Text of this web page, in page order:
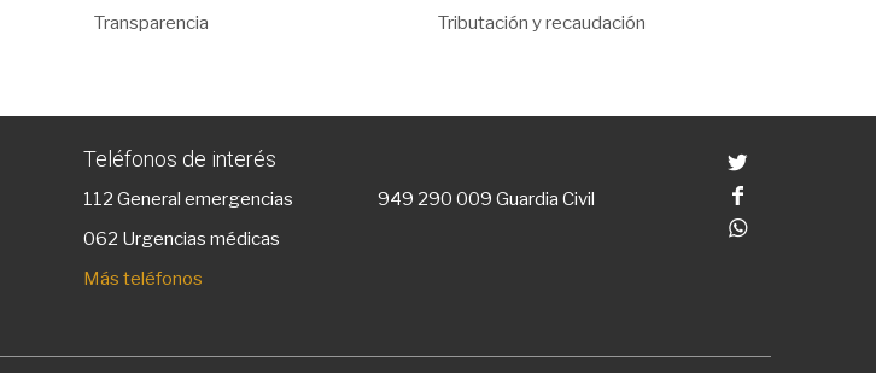
Transparencia Tributación y recaudación
Teléfonos de interés
112 General emergencias 949 290 009 Guardia Civil
062 Urgencias médicas
Más teléfonos